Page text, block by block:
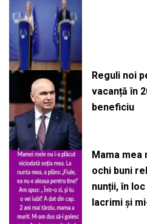
Reguli noi
vacanță în
beneficiu
Mama mea
ochi buni
nunții, în
lacrimi și